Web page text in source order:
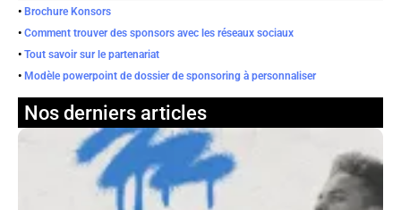
• Brochure Konsors
• Comment trouver des sponsors avec les réseaux sociaux
• Tout savoir sur le partenariat
• Modèle powerpoint de dossier de sponsoring à personnaliser
Nos derniers articles